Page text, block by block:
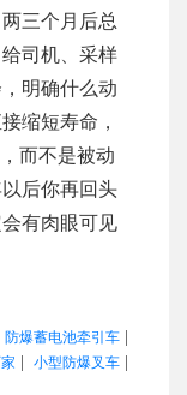
三个月后总
司机、采样
明确什么动
缩短寿命，
而不是被动
后你再回头
有肉眼可见
防爆蓄电池牵引车
小型防爆叉车